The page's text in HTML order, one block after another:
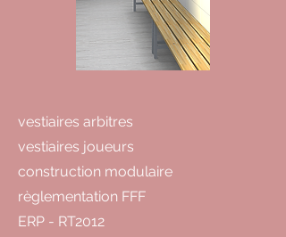
vestiaires arbitres
vestiaires joueurs
construction modulaire
règlementation FFF
ERP - RT2012